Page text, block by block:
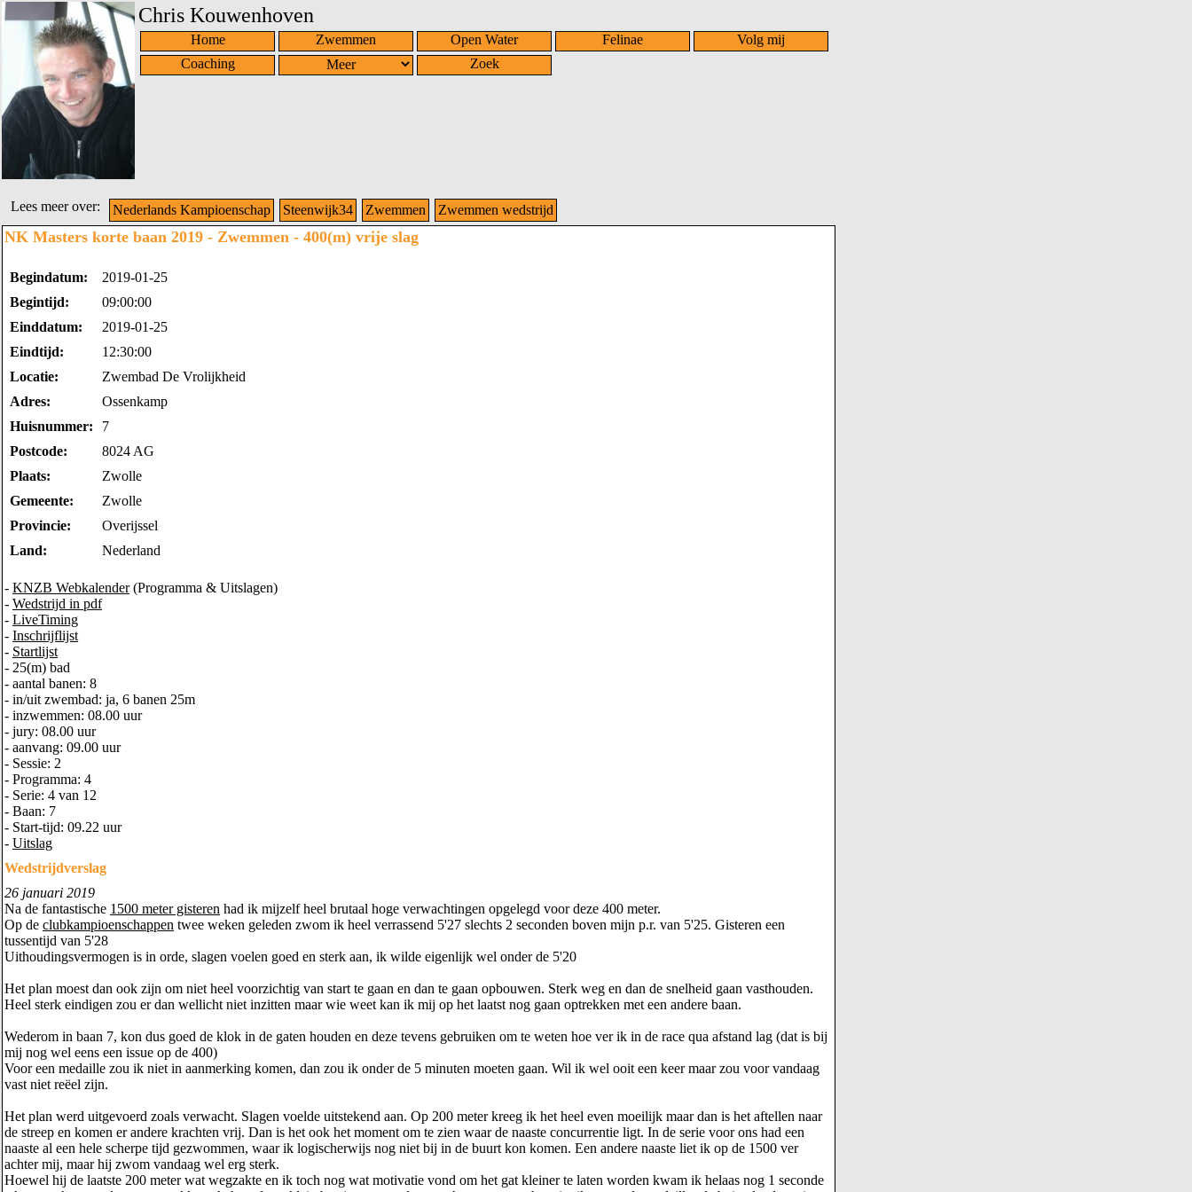
Chris Kouwenhoven
Home Zwemmen Open Water Felinae
Volg mij
Coaching
Zoek
Lees meer over: Nederlands Kampioenschap Steenwijk34 Zwemmen Zwemmen wedstrijd
NK Masters korte baan 2019 - Zwemmen - 400(m) vrije slag
Begindatum:
2019-01-25
Begintijd:
09:00:00
Einddatum:
2019-01-25
Eindtijd:
12:30:00
Locatie:
Zwembad De Vrolijkheid
Adres:
Ossenkamp
Huisnummer:
7
Postcode:
8024 AG
Plaats:
Zwolle
Gemeente:
Zwolle
Provincie:
Overijssel
Land:
Nederland
- KNZB Webkalender(Programma & Uitslagen)
- Wedstrijd in pdf
- LiveTiming
- Inschrijflijst
- Startlijst
- 25(m) bad
- aantal banen: 8
- in/uit zwembad: ja, 6 banen 25m
- inzwemmen: 08.00 uur
- jury: 08.00 uur
- aanvang: 09.00 uur
- Sessie: 2
- Programma: 4
- Serie: 4 van 12
- Baan: 7
- Start-tijd: 09.22 uur
- Uitslag
Wedstrijdverslag
26 januari 2019
Na de fantastische 1500 meter gisteren had ik mijzelf heel brutaal hoge verwachtingen opgelegd voor deze 400 meter.
Op de clubkampioenschappen twee weken geleden zwom ik heel verrassend 5'27 slechts 2 seconden boven mijn p.r. van 5'25. Gisteren een
tussentijd van 5'28
Uithoudingsvermogen is in orde, slagen voelen goed en sterk aan, ik wilde eigenlijk wel onder de 5'20
Het plan moest dan ook zijn om niet heel voorzichtig van start te gaan en dan te gaan opbouwen. Sterk weg en dan de snelheid gaan vasthouden.
Heel sterk eindigen zou er dan wellicht niet inzitten maar wie weet kan ik mij op het laatst nog gaan optrekken met een andere baan.
Wederom in baan 7, kon dus goed de klok in de gaten houden en deze tevens gebruiken om te weten hoe ver ik in de race qua afstand lag (dat is bij
mij nog wel eens een issue op de 400)
Voor een medaille zou ik niet in aanmerking komen, dan zou ik onder de 5 minuten moeten gaan. Wil ik wel ooit een keer maar zou voor vandaag
vast niet reëel zijn.
Het plan werd uitgevoerd zoals verwacht. Slagen voelde uitstekend aan. Op 200 meter kreeg ik het heel even moeilijk maar dan is het aftellen naar
de streep en komen er andere krachten vrij. Dan is het ook het moment om te zien waar de naaste concurrentie ligt. In de serie voor ons had een
naaste al een hele scherpe tijd gezwommen, waar ik logischerwijs nog niet bij in de buurt kon komen. Een andere naaste liet ik op de 1500 ver
achter mij, maar hij zwom vandaag wel erg sterk.
Hoewel hij de laatste 200 meter wat wegzakte en ik toch nog wat motivatie vond om het gat kleiner te laten worden kwam ik helaas nog 1 seconde